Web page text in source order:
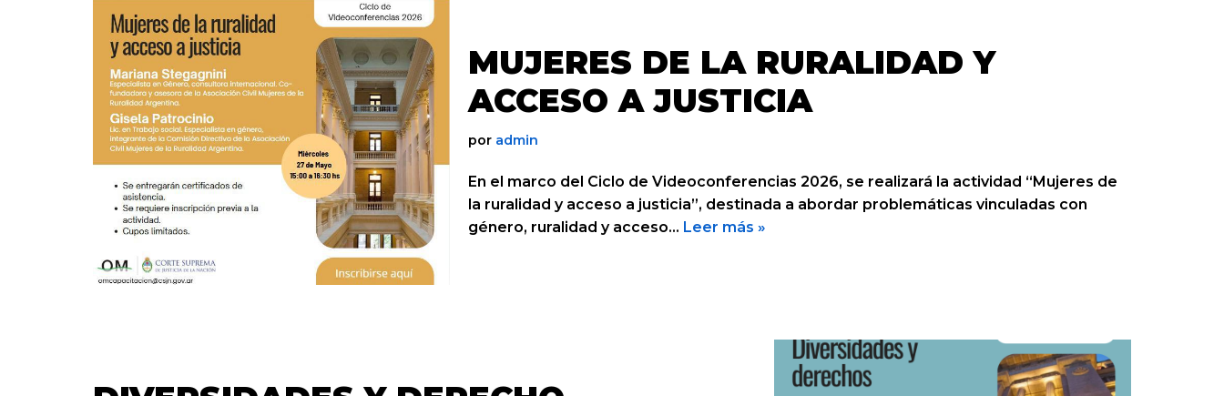
MUJERES DE LA RURALIDAD Y
ACCESO A JUSTICIA
por admin
En el marco del Ciclo de Videoconferencias 2026, se realizará la actividad “Mujeres de
la ruralidad y acceso a justicia”, destinada a abordar problemáticas vinculadas con
género, ruralidad y acceso… Leer más »